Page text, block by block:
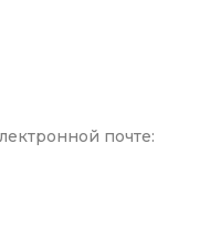
почте: